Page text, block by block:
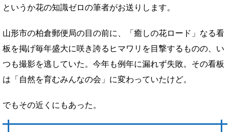
というか花の知識ゼロの筆者がお送りします。
山形市の柏倉郵便局の目の前に、「癒しの花ロード」なる看
板を掲げ毎年盛大に咲き誇るヒマワリを目撃するものの、い
つも撮影を逃していた。今年も例年に漏れず失敗。その看板
は「自然を育むみんなの会」に変わっていたけど。
でもその近くにもあった。